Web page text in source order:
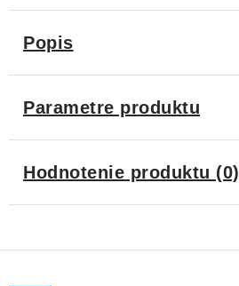
Popis
Parametre produktu
Hodnotenie produktu (0)